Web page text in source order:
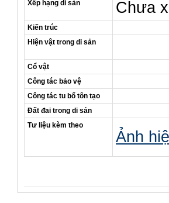
Xếp hạng di sản Chưa
Kiến trúc
Hiện vật trong di sản
Cổ vật
Công tác bảo vệ
Công tác tu bổ tôn tạo
Đất đai trong di sản
Tư liệu kèm theo
Ảnh